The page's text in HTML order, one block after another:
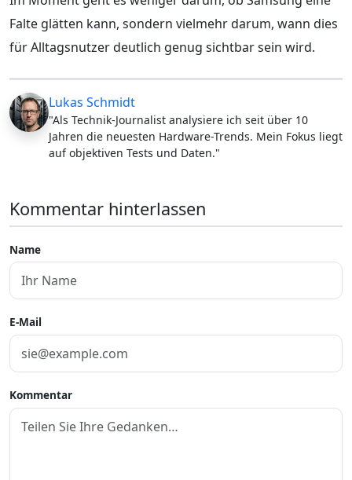
Falte glätten kann, sondern vielmehr darum, wann dies
für Alltagsnutzer deutlich genug sichtbar sein wird.
Lukas Schmidt
"Als Technik-Journalist analysiere ich seit über 10
Jahren die neuesten Hardware-Trends. Mein Fokus liegt
auf objektiven Tests und Daten."
Kommentar hinterlassen
Name
E-Mail
Kommentar